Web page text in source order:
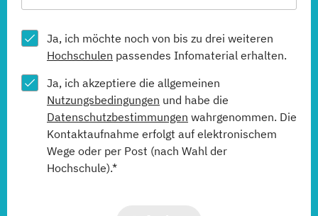
Ja, ich möchte noch von bis zu drei weiteren
Hochschulen passendes Infomaterial erhalten.
Ja, ich akzeptiere die allgemeinen
Nutzungsbedingungen und habe die
Datenschutzbestimmungen wahrgenommen. Die
Kontaktaufnahme erfolgt auf elektronischem
Wege oder per Post (nach Wahl der
Hochschule).*